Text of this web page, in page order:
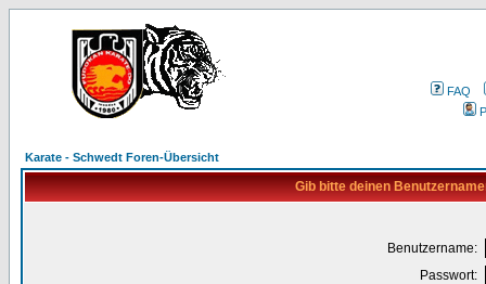
FAQ
Karate - Schwedt Foren-Übersicht
Gib bitte deinen
Benutzername:
Passwort: